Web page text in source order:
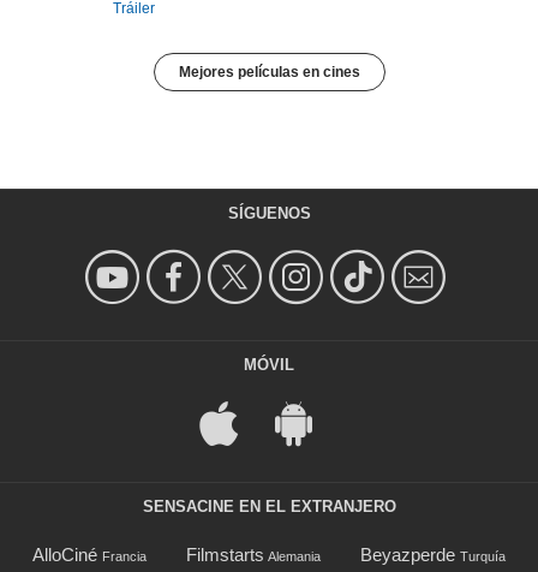
Tráiler
Mejores películas en cines
SÍGUENOS
MÓVIL
SENSACINE EN EL EXTRANJERO
AlloCiné Francia Filmstarts Alemania Beyazperde Turquía